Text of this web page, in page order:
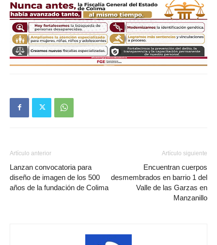
Artículo anterior
Lanzan convocatoria para
diseño de imagen de los 500
años de la fundación de Colima
Artículo siguiente
Encuentran cuerpos
desmembrados en barrio 1 del
Valle de las Garzas en
Manzanillo